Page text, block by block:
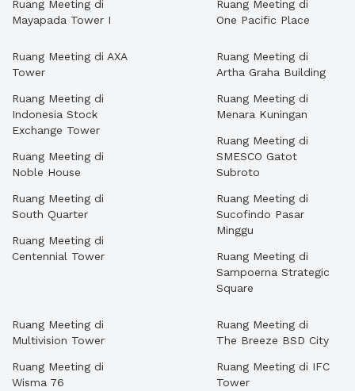
Ruang Meeting di
Mayapada Tower I
Ruang Meeting di
One Pacific Place
Ruang Meeting di AXA
Tower
Ruang Meeting di
Indonesia Stock
Exchange Tower
Ruang Meeting di
Noble House
Ruang Meeting di
South Quarter
Ruang Meeting di
Centennial Tower
Ruang Meeting di
Artha Graha Building
Ruang Meeting di
Menara Kuningan
Ruang Meeting di
SMESCO Gatot
Subroto
Ruang Meeting di
Sucofindo Pasar
Minggu
Ruang Meeting di
Sampoerna Strategic
Square
Ruang Meeting di
Multivision Tower
Ruang Meeting di
Wisma 76
Ruang Meeting di
The Breeze BSD City
Ruang Meeting di IFC
Tower